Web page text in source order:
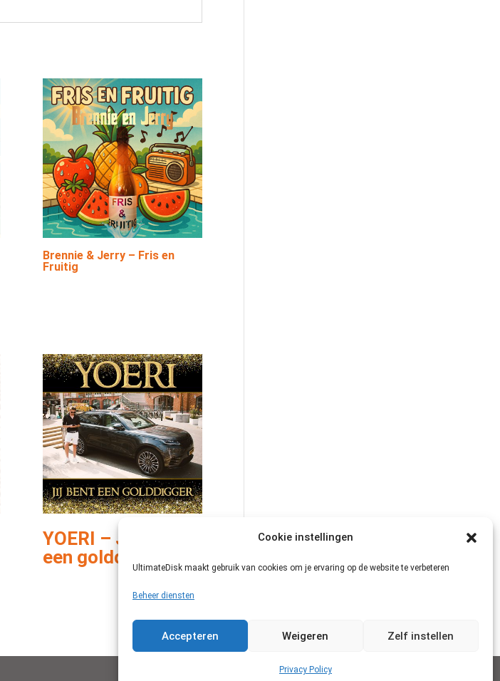
Cookie instellingen
UltimateDisk maakt gebruik van cookies om je ervaring op de website te verbeteren
Beheer diensten
Accepteren Weigeren Zelf instellen
Privacy Policy
Brennie & Jerry – Fris en
Fruitig
YOERI – Jij bent
een golddigger